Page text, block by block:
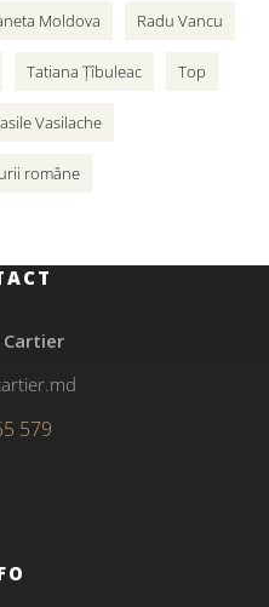
Moldova Radu Vancu
Tatiana Țîbuleac Top
Vasilache
române
579